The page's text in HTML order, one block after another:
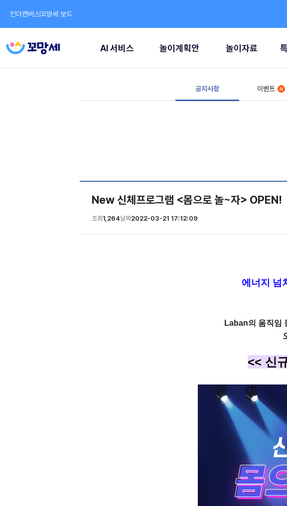
킨더캔버스꼬망세 보드
AI 서비스 놀이계획안 놀이자료
공지사항 이벤트
New 신체프로그램 <몸으로 놀~자> OPEN!
조회 1,264날짜2022-03-21 17:12:09
에너지 넘
Laban의 움직임
<< 신